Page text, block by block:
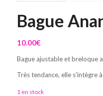
Bague
10.00€
Bague ajustable et breloque
Très tendance, elle s’intègre
1 en stock